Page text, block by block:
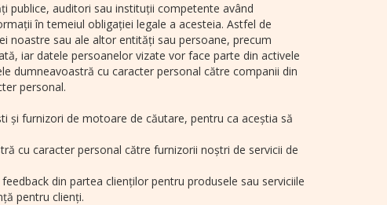
publice, auditori sau instituții competente având
în temeiul obligației legale a acesteia. Astfel de
noastre sau ale altor entități sau persoane, precum
iar datele persoanelor vizate vor face parte din activele
dumneavoastră cu caracter personal către companii din
personal.
și furnizori de motoare de căutare, pentru ca aceștia să
cu caracter personal către furnizorii noștri de servicii de
din partea clienților pentru produsele sau serviciile
pentru clienți.